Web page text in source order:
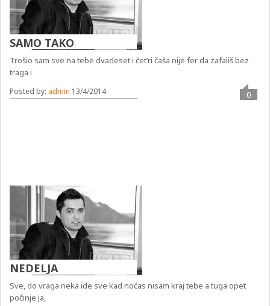
SAMO TAKO
Trošio sam sve na tebe dvadeset i čet’ri čaša nije fer da zafališ bez
traga i
Posted by: admin 13/4/2014 0
NEDELJA
Sve, do vraga neka ide sve kad noćas nisam kraj tebe a tuga opet
počinje ja,